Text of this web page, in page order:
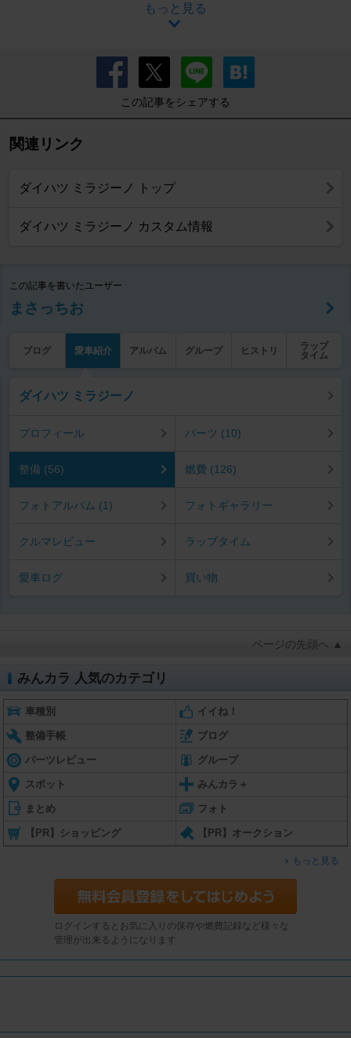
もっと見る
この記事をシェアする
関連リンク
ダイハツ ミラジーノ トップ
ダイハツ ミラジーノ カスタム情報
この記事を書いたユーザー
まさっちお
ブログ 愛車紹介 アルバム グループ ヒストリ
ラップ
タイム
ダイハツ ミラジーノ
プロフィール パーツ (10)
整備 (56) 燃費 (126)
フォトアルバム (1) フォトギャラリー
クルマレビュー ラップタイム
愛車ログ 買い物
ページの先頭へ ▲
みんカラ 人気のカテゴリ
車種別 イイね！
整備手帳 ブログ
パーツレビュー グループ
スポット みんカラ＋
まとめ フォト
【PR】ショッピング 【PR】オークション
もっと見る
ログインするとお気に入りの保存や燃費記録など様々な
管理が出来るようになります